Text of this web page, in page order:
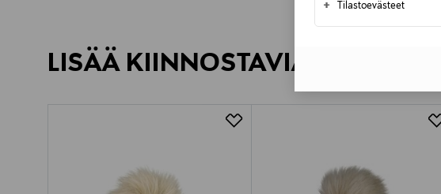
+ Tilastoevästeet
LISÄÄ KIINNOSTAVIA TUOTTEITA